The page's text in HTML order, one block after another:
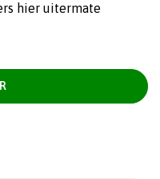
hier uitermate